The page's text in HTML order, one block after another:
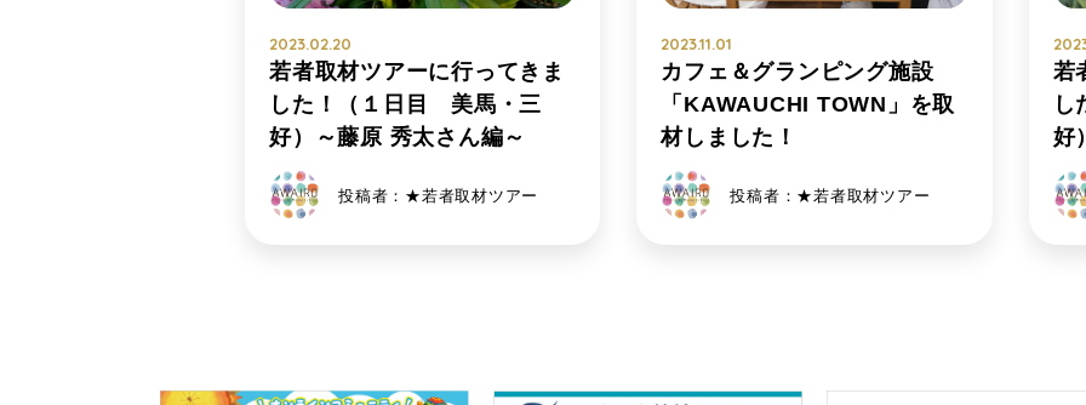
2023.02.20
若者取材ツアーに行ってきま
した！（１日目 美馬・三
好）～藤原 秀太さん編～
投稿者：★若者取材ツアー
2023.11.01
カフェ＆グランピング施設
「KAWAUCHI TOWN」を取
材しました！
投稿者：★若者取材ツアー
若
好